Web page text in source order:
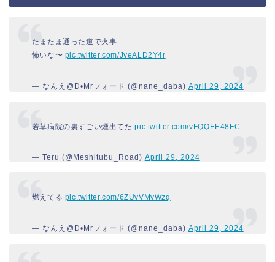
たまたま通った道で火事
怖いな〜 pic.twitter.com/JveALD2Y4r
— なんえ@D•Mrフォード (@nane_daba) April 29, 2024
若草病院の裏すごい煙出てたpic.twitter.com/vFQQEE48FC
— Teru (@Meshitubu_Road) April 29, 2024
燃えてる pic.twitter.com/6ZUvVMvWzq
— なんえ@D•Mrフォード (@nane_daba) April 29, 2024